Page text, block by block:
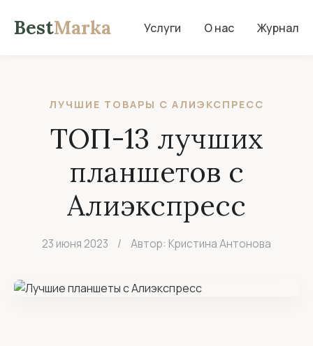
BestMarka Услуги О нас Журнал
ЛУЧШИЕ ТОВАРЫ С АЛИЭКСПРЕСС
ТОП-13 лучших
планшетов с
Алиэкспресс
23 июня 2023 / Автор: Кристина Антонова